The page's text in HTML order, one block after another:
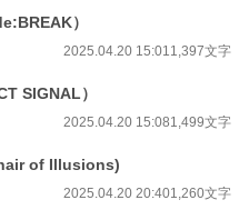
）
2025.04.20 15:011,397文字
SIGNAL）
2025.04.20 15:081,499文字
of Illusions)
2025.04.20 20:401,260文字